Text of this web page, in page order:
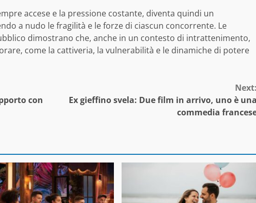
accese e la pressione costante, diventa quindi un
a nudo le fragilità e le forze di ciascun concorrente. Le
dimostrano che, anche in un contesto di intrattenimento,
come la cattiveria, la vulnerabilità e le dinamiche di potere
con
Ex gieffino svela: Due film in arrivo, uno è
commedia